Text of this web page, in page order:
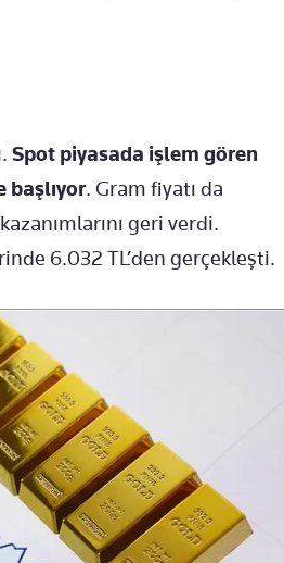
Spot piyasada işlem gören
başlıyor. Gram fiyatı da
geri verdi.
6.032 TL’den gerçekleşti.